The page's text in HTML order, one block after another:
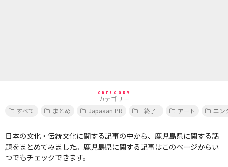
CATEGORY
カテゴリー
すべて
まとめ Japaaan PR _終了_ アート エン
日本の文化・伝統文化に関する記事の中から、鹿児島県に関する話
題をまとめてみました。鹿児島県に関する記事はこのページからい
つでもチェックできます。